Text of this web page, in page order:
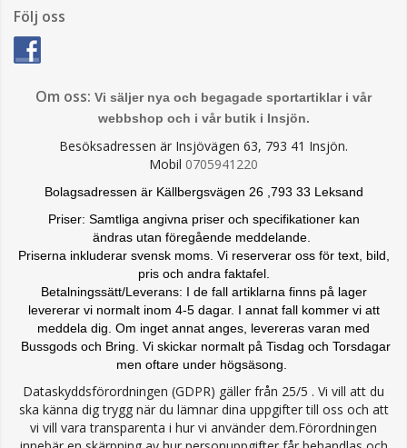
Följ oss
Om oss: Vi säljer nya och begagade sportartiklar i vår
webbshop och i vår butik i Insjön.
Besöksadressen är Insjövägen 63, 793 41 Insjön.
Mobil 0705941220
Bolagsadressen är Källbergsvägen 26 ,793 33 Leksand
Priser: Samtliga angivna priser och specifikationer kan
ändras utan föregående meddelande.
Priserna inkluderar svensk moms. Vi reserverar oss för text, bild,
pris och andra faktafel.
Betalningssätt/Leverans: I de fall artiklarna finns på lager
levererar vi normalt inom 4-5 dagar. I annat fall kommer vi att
meddela dig. Om inget annat anges, levereras varan med
Bussgods och Bring. Vi skickar normalt på Tisdag och Torsdagar
men oftare under högsäsong.
Dataskyddsförordningen (GDPR) gäller från 25/5 . Vi vill att du
ska känna dig trygg när du lämnar dina uppgifter till oss och att
vi vill vara transparenta i hur vi använder dem.Förordningen